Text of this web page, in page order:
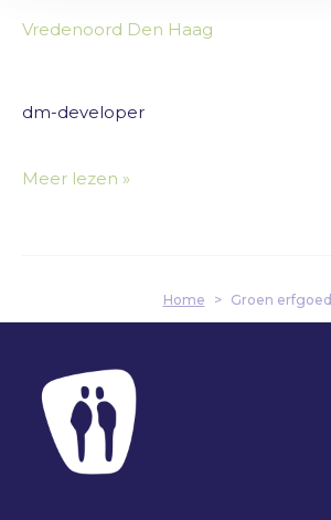
Vredenoord Den Haag
dm-developer
Meer lezen »
Home > Groen erfgoed